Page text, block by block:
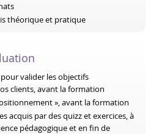
théorique et pratique
valider les objectifs
clients, avant la formation
», avant la formation
acquis par des quizz et exercices, à
pédagogique et en fin de